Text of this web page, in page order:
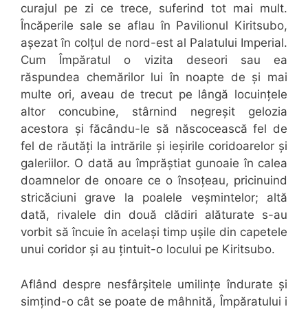
curajul pe zi ce trece, suferind tot mai mult.
Încăperile sale se aflau în Pavilionul Kiritsubo,
așezat în colțul de nord-est al Palatului Imperial.
Cum Împăratul o vizita deseori sau ea
răspundea chemărilor lui în noapte de și mai
multe ori, aveau de trecut pe lângă locuințele
altor concubine, stârnind negreșit gelozia
acestora și făcându-le să născocească fel de
fel de răutăți la intrările și ieșirile coridoarelor și
galeriilor. O dată au împrăștiat gunoaie în calea
doamnelor de onoare ce o însoțeau, pricinuind
stricăciuni grave la poalele veșmintelor; altă
dată, rivalele din două clădiri alăturate s-au
vorbit să încuie în același timp ușile din capetele
unui coridor și au țintuit-o locului pe Kiritsubo.
Aflând despre nesfârșitele umilințe îndurate și
simțind-o cât se poate de mâhnită, Împăratului i